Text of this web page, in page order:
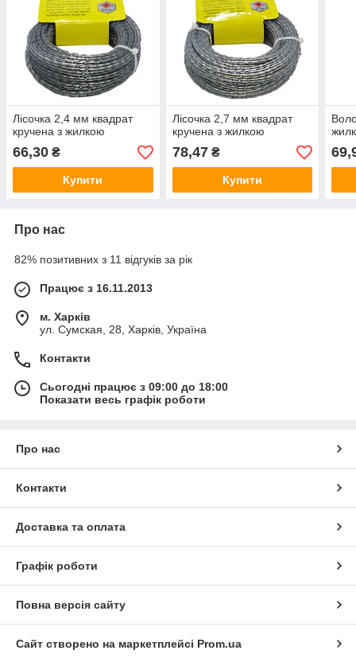
Лісочка 2,4 мм квадрат
кручена з жилкою
66,30 ₴
Купити
Лісочка 2,7 мм квадрат
кручена з жилкою
78,47₴
Купити
Про нас
82% позитивних з 11 відгуків за рік
Працює з 16.11.2013
м. Харків
ул. Сумская, 28, Харків, Україна
Контакти
Сьогодні працює з 09:00 до 18:00
Показати весь графік роботи
Про нас
Контакти
Доставка та оплата
Графік роботи
Повна версія сайту
Сайт створено на маркетплейсі Prom.ua